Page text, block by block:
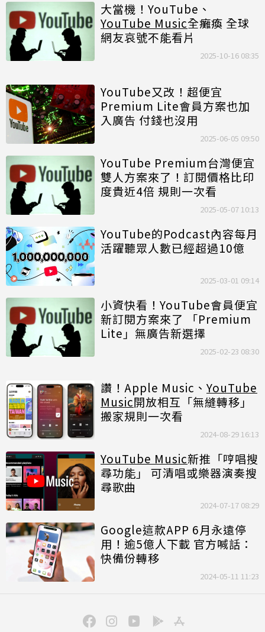
大當機！YouTube、
YouTube Music全癱瘓 全球
網友哀號不能看片
2025-10-16 08:35
YouTube又改！超便宜
Premium Lite會員方案也加
入廣告 付錢也沒用
2025-06-05 09:50
YouTube Premium台灣便宜
雙人方案來了！訂閱價格比印
度貴近4倍 規則一次看
2025-05-07 10:13
YouTube的Podcast內容每月
活躍聽眾人數已經超過10億
2025-03-01 09:14
小資快看！YouTube會員便宜
新訂閱方案來了 「Premium
Lite」無廣告新選擇
2025-02-23 08:30
讚！Apple Music、 YouTube
Music開放相互「無縫轉移」
搬家規則一次看
2024-08-29 16:13
YouTube Music新推「哼唱搜
尋功能」 可清唱或樂器演奏搜
尋歌曲
2024-07-17 08:29
Google這款APP 6月永遠停
用！逾5億人下載 官方喊話：
快備份轉移
2024-05-11 11:23